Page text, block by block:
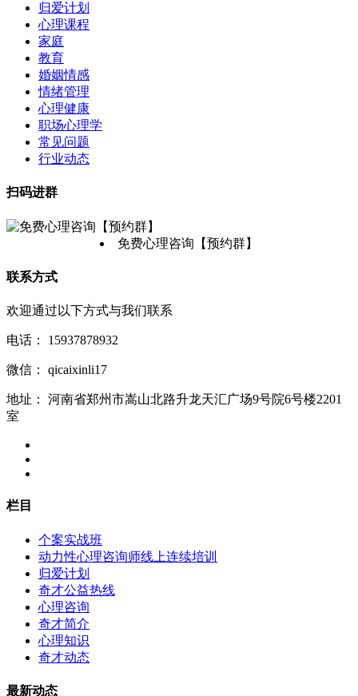
归爱计划
心理课程
家庭
教育
婚姻情感
情绪管理
心理健康
职场心理学
常见问题
行业动态
扫码进群
免费心理咨询【预约群】
联系方式
欢迎通过以下方式与我们联系
电话： 15937878932
微信： qicaixinli17
地址：
河南省郑州市嵩山北路升龙天汇广场9号院6号楼2201
室
栏目
个案实战班
动力性心理咨询师线上连续培训
归爱计划
奇才公益热线
心理咨询
奇才简介
心理知识
奇才动态
最新动态